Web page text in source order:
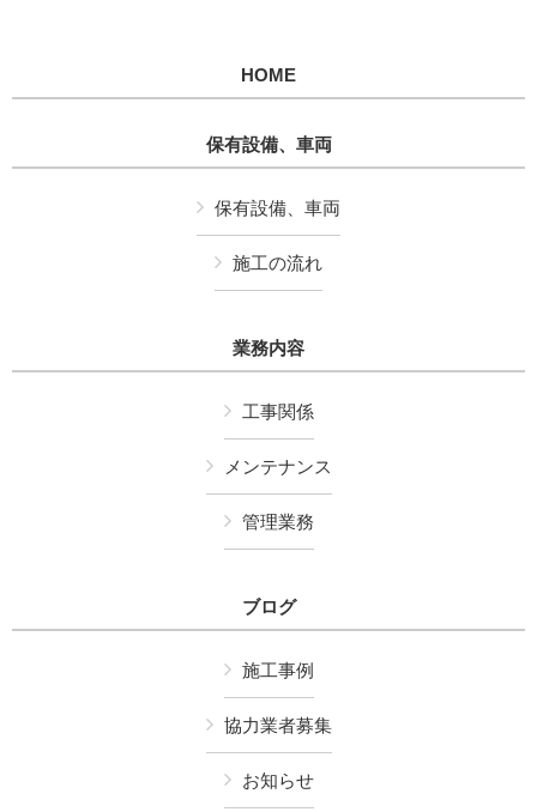
HOME
保有設備、車両
保有設備、車両
施工の流れ
業務内容
工事関係
メンテナンス
管理業務
ブログ
施工事例
協力業者募集
お知らせ